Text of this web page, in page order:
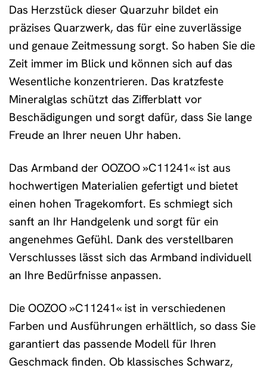
Das Herzstück dieser Quarzuhr bildet ein
präzises Quarzwerk, das für eine zuverlässige
und genaue Zeitmessung sorgt. So haben Sie die
Zeit immer im Blick und können sich auf das
Wesentliche konzentrieren. Das kratzfeste
Mineralglas schützt das Zifferblatt vor
Beschädigungen und sorgt dafür, dass Sie lange
Freude an Ihrer neuen Uhr haben.
Das Armband der OOZOO »C11241« ist aus
hochwertigen Materialien gefertigt und bietet
einen hohen Tragekomfort. Es schmiegt sich
sanft an Ihr Handgelenk und sorgt für ein
angenehmes Gefühl. Dank des verstellbaren
Verschlusses lässt sich das Armband individuell
an Ihre Bedürfnisse anpassen.
Die OOZOO »C11241« ist in verschiedenen
Farben und Ausführungen erhältlich, so dass Sie
garantiert das passende Modell für Ihren
Geschmack finden. Ob klassisches Schwarz,